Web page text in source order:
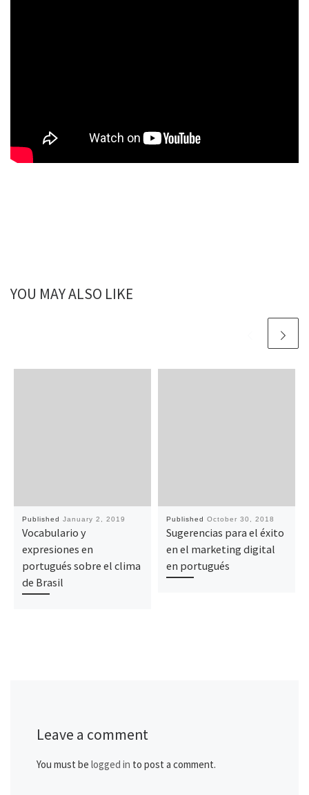
YOU MAY ALSO LIKE
Published January 2, 2019
Vocabulario y
expresiones en
portugués sobre el clima
de Brasil
Published October 30, 2018
Sugerencias para el éxito
en el marketing digital
en portugués
Leave a comment
You must be logged in to post a comment.